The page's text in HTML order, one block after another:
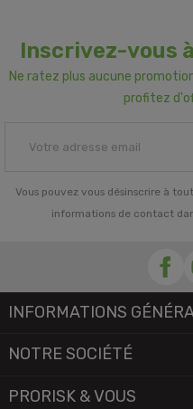
Inscrivez-vous
Ne ratez plus aucune
profitez
Vous pouvez vous désinscrire à
informations de contact
INFORMATIONS
NOTRE SOCIÉTÉ
PRORISK & VOUS